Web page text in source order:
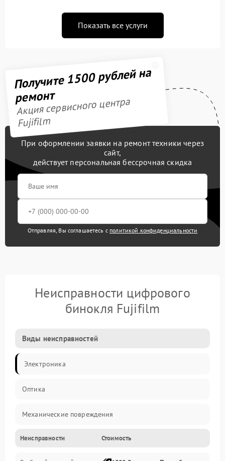
Показать все услуги
Получите 1500 рублей на
ремонт
Акция сервисного центра
Fujifilm
При оформлении заявки на ремонт техники через
сайт,
действует персональная бессрочная скидка
Отправляя, Вы соглашаетесь с политикой конфиденциальности
Неисправности цифрового
бинокля Fujifilm
Виды неисправностей
Электроника
Оптика
Механические повреждения
Видео
Неисправности Стоимость